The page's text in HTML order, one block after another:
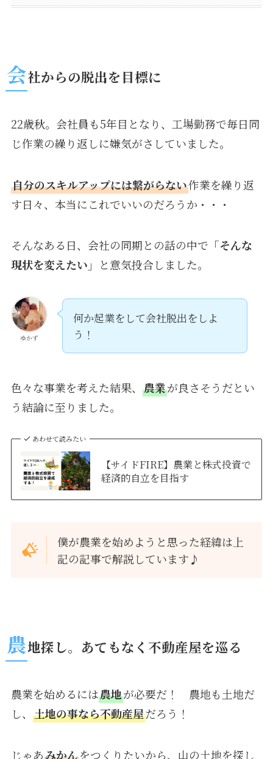
会社からの脱出を目標に
22歳秋。会社員も5年目となり、工場勤務で毎日同
じ作業の繰り返しに嫌気がさしていました。
自分のスキルアップには繋がらない作業を繰り返
す日々、本当にこれでいいのだろうか・・・
そんなある日、会社の同期との話の中で 「そんな
現状を変えたい」
と意気投合しました。
ゆかず
何か起業をして会社脱出をしよ
う！
色々な事業を考えた結果、 農業が良さそうだとい
う結論に至りました。
あわせて読みたい
【サイドFIRE】農業と株式投資で
経済的自立を目指す
僕が農業を始めようと思った経緯は上
記の記事で解説しています♪
農地探し。あてもなく不動産屋を巡る
農業を始めるには農地が必要だ！ 農地も土地だ
し、 土地の事なら不動産屋だろう！
じゃあみかんをつくりたいから、山の土地を探し